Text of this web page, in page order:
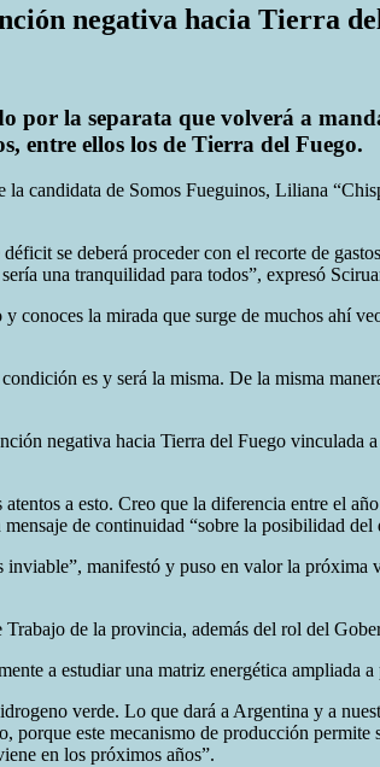
negativa hacia Tierra
la separata que volverá a
entre ellos los de Tierra del Fuego.
candidata de Somos Fueguinos, Liliana
se deberá proceder con el recorte de
una tranquilidad para todos”, expresó
la mirada que surge de muchos ahí
es y será la misma. De la misma
negativa hacia Tierra del Fuego
a esto. Creo que la diferencia entre el
de continuidad “sobre la posibilidad
manifestó y puso en valor la
de la provincia, además del rol del
a estudiar una matriz energética ampliada a
verde. Lo que dará a Argentina y a
este mecanismo de producción
en los próximos años”.